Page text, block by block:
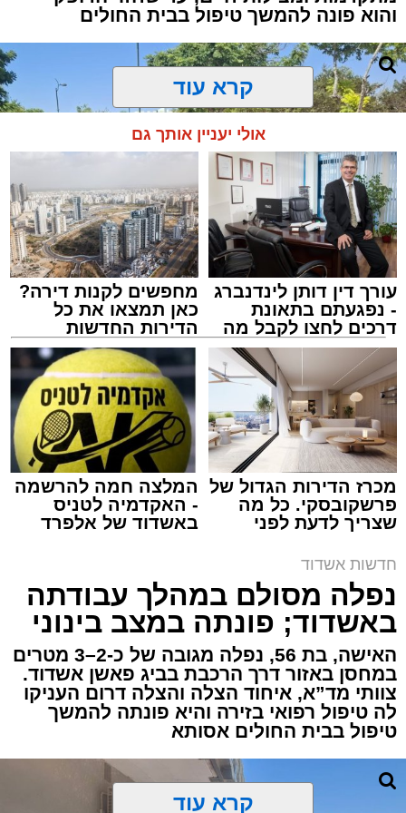
והוא פונה להמשך טיפול בבית החולים
צילום: דוברות איחוד הצלה
מערכת האתר / 15:39 07.08.26
איחוד הצלה
אירוע דרמטי הסתיים בנס רפואי באשדוד, לאחר
שגבר בן 56 התמוטט בביתו שבאחד הרחובות
ברובע י"א בעיר, כתוצאה מאירוע פתאומי שגרם
להפסקת פעילות ליבו.
למקום הוזעקו מיד צוותי רפואה ומתנדבים של
ארגון "איחוד הצלה". החובשים והפרמדיקים
הכרה, ופתחו מיידית בפעולות החייאה מתקדמות,
הכוללות עיסויי לב ושימוש במפעם (דפיברילטור).
קרא עוד
אולי יעניין אותך גם
עורך דין דותן לינדנברג
- נפגעתם בתאונת
דרכים לחצו לקבל מה
שמגיע לכם
מחפשים לקנות דירה?
כאן תמצאו את כל
הדירות החדשות
למכירה באשדוד >>>
מכרז הדירות הגדול של
פרשקובסקי. כל מה
שצריך לדעת לפני
באשדוד
המלצה חמה להרשמה
- האקדמיה לטניס
באשדוד של אלפרד
חדשות אשדוד
נפלה מסולם במהלך עבודתה
באשדוד; פונתה במצב בינוני
האישה, בת 56, נפלה מגובה של כ-2–3 מטרים
במחסן באזור דרך הרכבת בביג פאשן אשדוד.
צוותי מד”א, איחוד הצלה והצלה דרום העניקו
לה טיפול רפואי בזירה והיא פונתה להמשך
טיפול בבית החולים אסותא
קרא עוד